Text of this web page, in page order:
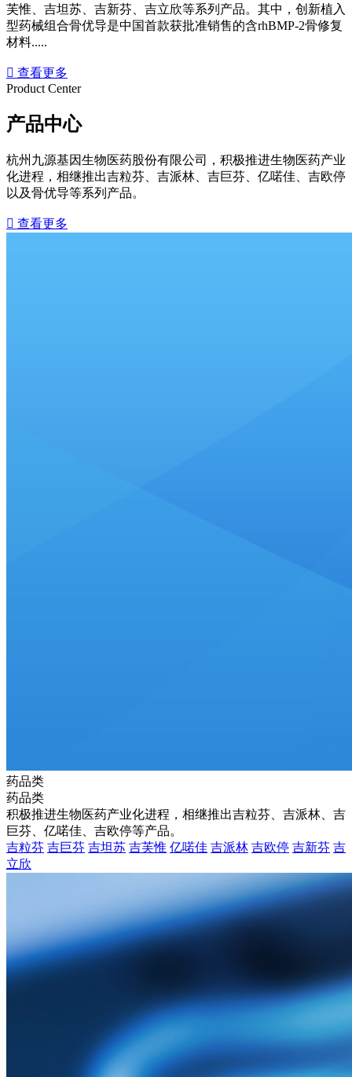
芙惟、吉坦苏、吉新芬、吉立欣等系列产品。其中，创新植入
型药械组合骨优导是中国首款获批准销售的含rhBMP-2骨修复
材料.....
 查看更多
Product Center
产品中心
杭州九源基因生物医药股份有限公司，积极推进生物医药产业
化进程，相继推出吉粒芬、吉派林、吉巨芬、亿喏佳、吉欧停
以及骨优导等系列产品。
 查看更多
药品类
药品类
积极推进生物医药产业化进程，相继推出吉粒芬、吉派林、吉
巨芬、亿喏佳、吉欧停等产品。
吉粒芬 吉巨芬 吉坦苏 吉芙惟 亿喏佳 吉派林 吉欧停 吉新芬 吉
立欣